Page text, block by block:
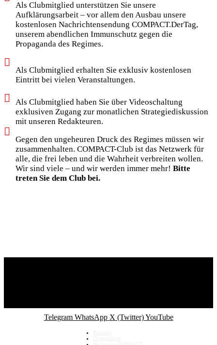
Als Clubmitglied unterstützen Sie unsere
Aufklärungsarbeit – vor allem den Ausbau unsere
kostenlosen Nachrichtensendung COMPACT.DerTag,
unserem abendlichen Immunschutz gegen die
Propaganda des Regimes.
Als Clubmitglied erhalten Sie exklusiv kostenlosen
Eintritt bei vielen Veranstaltungen.
Als Clubmitglied haben Sie über Videoschaltung
exklusiven Zugang zur monatlichen Strategiediskussion
mit unseren Redakteuren.
Gegen den ungeheuren Druck des Regimes müssen wir
zusammenhalten. COMPACT-Club ist das Netzwerk für
alle, die frei leben und die Wahrheit verbreiten wollen.
Wir sind viele – und wir werden immer mehr!Bitte
treten Sie dem Club bei.
Telegram WhatsApp X (Twitter) YouTube